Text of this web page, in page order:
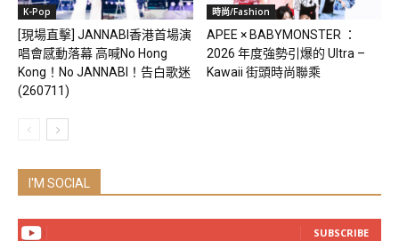
K-Pop
[現場直擊] JANNABI香港首場演
唱會感動落幕 高喊No Hong
Kong！No JANNABI！告白歌迷
(260711)
時尚/Fashion
APEE × BABYMONSTER ：
2026 年度強勢引爆的 Ultra –
Kawaii 街頭時尚聯乘
I'M SOCIAL
SUBSCRIBE